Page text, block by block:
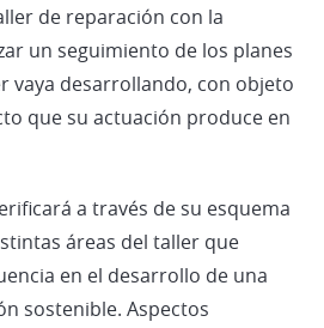
de reparación con la
un seguimiento de los planes
vaya desarrollando, con objeto
que su actuación produce en
a través de su esquema
áreas del taller que
en el desarrollo de una
sostenible. Aspectos